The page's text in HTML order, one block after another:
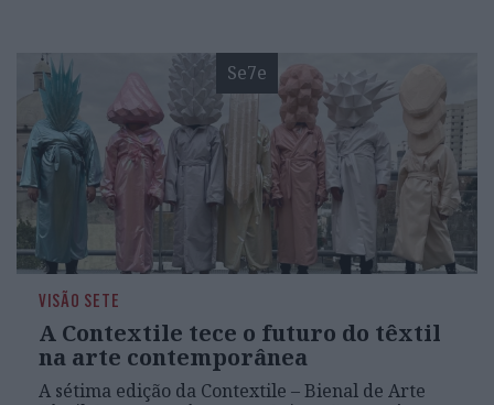
Se7e
VISÃO SETE
A Contextile tece o futuro do têxtil
na arte contemporânea
A sétima edição da Contextile – Bienal de Arte